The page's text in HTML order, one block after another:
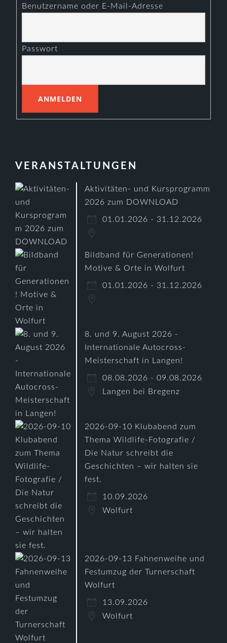
Benutzername oder E-Mail-Adresse
Passwort
VERANSTALTUNGEN
Aktivitäten- und Kursprogramm
2026 zum DOWNLOAD
01.01.2026 - 31.12.2026
Bildband für Generationen!
Motive & Orte in Wolfurt
01.01.2026 - 31.12.2026
8. und 9. August 2026 -
Internationale Autocross-
Meisterschaft in Langen!
08.08.2026 - 09.08.2026
Langen bei Bregenz
2026-09-10 Klubabend zum
Thema Wildlife-Fotografie /
Die Natur schreibt die
Geschichten – wir halten sie
fest.
10.09.2026
Wolfurt
2026-09-13 Fahnenweihe und
Festumzug der Turnerschaft
Wolfurt
13.09.2026
Wolfurt